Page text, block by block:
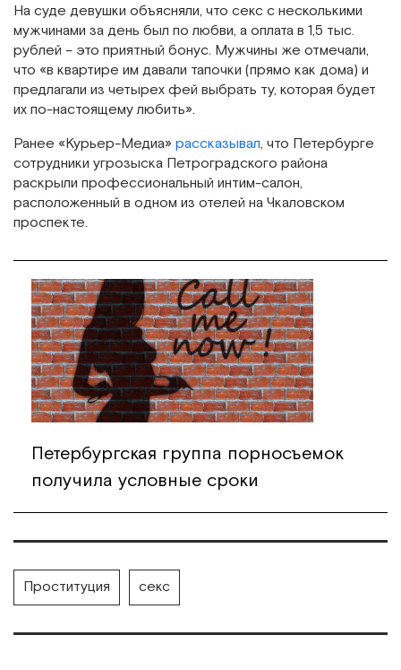
На суде девушки объясняли, что секс с несколькими
мужчинами за день был по любви, а оплата в 1,5 тыс.
рублей – это приятный бонус. Мужчины же отмечали,
что «в квартире им давали тапочки (прямо как дома) и
предлагали из четырех фей выбрать ту, которая будет
их по-настоящему любить».
Ранее «Курьер-Медиа» рассказывал, что Петербурге
сотрудники угрозыска Петроградского района
раскрыли профессиональный интим-салон,
расположенный в одном из отелей на Чкаловском
проспекте.
Петербургская группа порносъемок
получила условные сроки
Проституция секс